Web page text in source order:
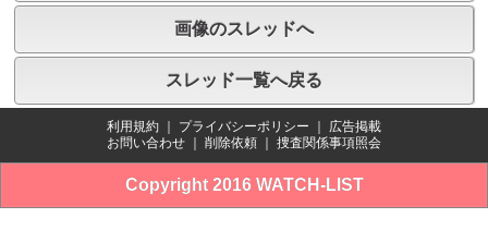
画像のスレッドへ
スレッド一覧へ戻る
利用規約 プライバシーポリシー
広告掲載
お問い合わせ
削除依頼 捜査関係事項照会
Copyright 2016 WATCH-LIST